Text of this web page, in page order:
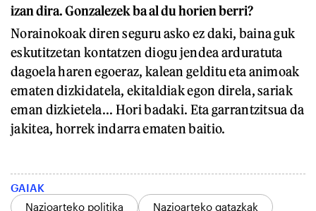
izan dira. Gonzalezek ba al du horien berri?
Norainokoak diren seguru asko ez daki, baina guk
eskutitzetan kontatzen diogu jendea arduratuta
dagoela haren egoeraz, kalean gelditu eta animoak
ematen dizkidatela, ekitaldiak egon direla, sariak
eman dizkietela... Hori badaki. Eta garrantzitsua da
jakitea, horrek indarra ematen baitio.
GAIAK
Nazioarteko politika
Nazioarteko gatazkak